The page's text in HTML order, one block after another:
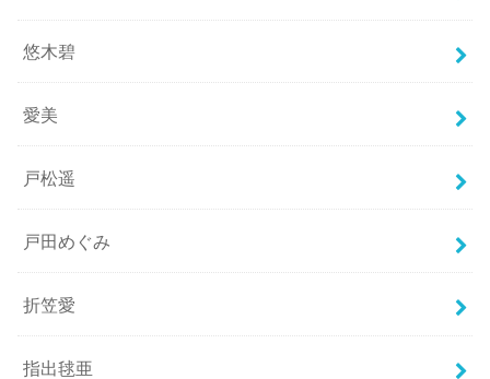
悠木碧
愛美
戸松遥
戸田めぐみ
折笠愛
指出毬亜